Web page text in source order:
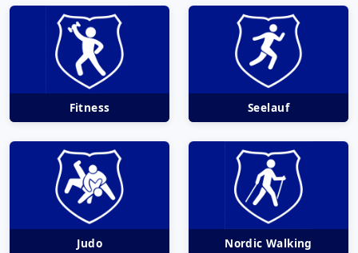
Fitness Seelauf
Judo Nordic Walking